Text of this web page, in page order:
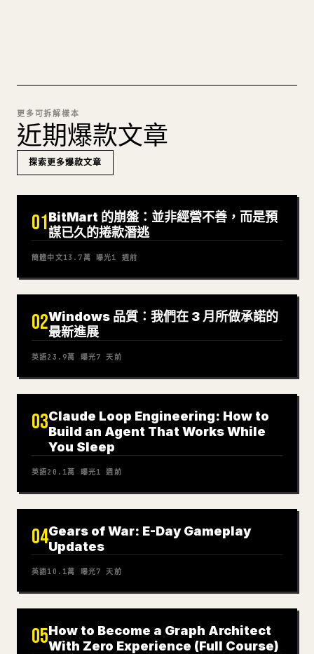
更多可拆解樣本
近期爆款文章
探索更多爆款文章
01BitMart 的崩盤：並非經營不善，而是預
謀已久的捲款潛逃
簡體中文13.7萬 曝光1 週前
02Windows 品質：我們在 3 月所做承諾的
最新進展
英語23.9萬 曝光7 天前
03Claude Loop Engineering: How to
Build an Agent That Works While
You Sleep
英語20.1萬 曝光1 週前
04Gears of War: E-Day Gameplay
Updates
英語10.1萬 曝光7 天前
05How to Become a Graph Architect
With Zero Experience (Full Course)